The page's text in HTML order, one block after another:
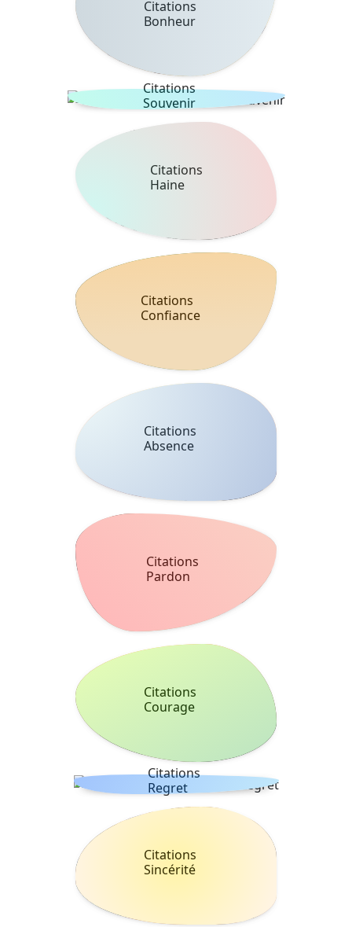
Citations
Bonheur
Citations
Souvenir
Citations
Haine
Citations
Confiance
Citations
Absence
Citations
Pardon
Citations
Courage
Citations
Regret
Citations
Sincérité